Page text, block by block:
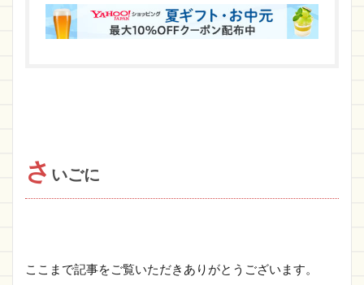
さ いごに
ここまで記事をご覧いただきありがとうございます。